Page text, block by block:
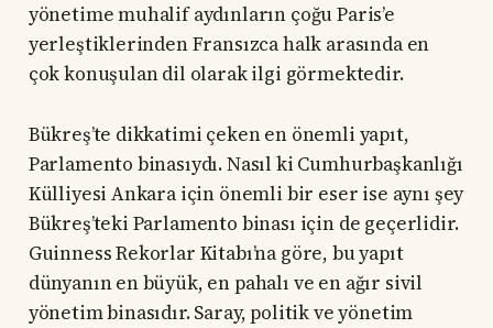
yönetime muhalif aydınların çoğu Paris’e
yerleştiklerinden Fransızca halk arasında en
çok konuşulan dil olarak ilgi görmektedir.
Bükreş’te dikkatimi çeken en önemli yapıt,
Parlamento binasıydı. Nasıl ki Cumhurbaşkanlığı
Külliyesi Ankara için önemli bir eser ise aynı şey
Bükreş’teki Parlamento binası için de geçerlidir.
Guinness Rekorlar Kitabı’na göre, bu yapıt
dünyanın en büyük, en pahalı ve en ağır sivil
yönetim binasıdır. Saray, politik ve yönetim